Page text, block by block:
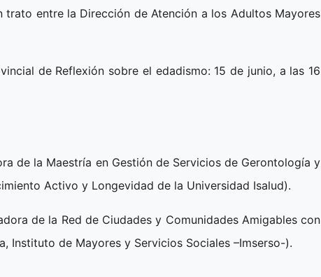
la Dirección de Atención a los Adultos Mayores
de Reflexión sobre el edadismo: 15 de junio, a las 16
la Maestría en Gestión de Servicios de Gerontología y
Activo y Longevidad de la Universidad Isalud).
la Red de Ciudades y Comunidades Amigables con
Instituto de Mayores y Servicios Sociales –Imserso-).